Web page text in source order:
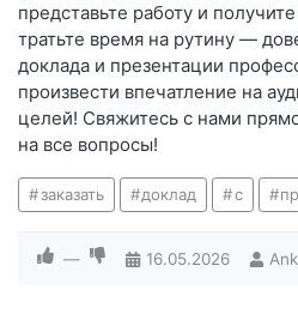
представьте работу и
тратьте время на рутину —
доклада и презентации
произвести впечатление на
целей! Свяжитесь с нами
на все вопросы!
заказать доклад с
— 16.05.2026